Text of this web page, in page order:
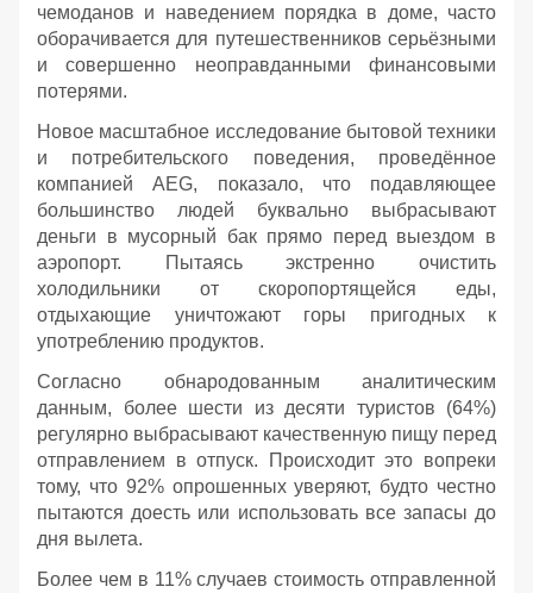
чемоданов и наведением порядка в доме, часто
оборачивается для путешественников серьёзными
и совершенно неоправданными финансовыми
потерями.
Новое масштабное исследование бытовой техники
и потребительского поведения, проведённое
компанией AEG, показало, что подавляющее
большинство людей буквально выбрасывают
деньги в мусорный бак прямо перед выездом в
аэропорт. Пытаясь экстренно очистить
холодильники от скоропортящейся еды,
отдыхающие уничтожают горы пригодных к
употреблению продуктов.
Согласно обнародованным аналитическим
данным, более шести из десяти туристов (64%)
регулярно выбрасывают качественную пищу перед
отправлением в отпуск. Происходит это вопреки
тому, что 92% опрошенных уверяют, будто честно
пытаются доесть или использовать все запасы до
дня вылета.
Более чем в 11% случаев стоимость отправленной